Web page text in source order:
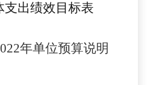
支出绩效目标表
年单位预算说明